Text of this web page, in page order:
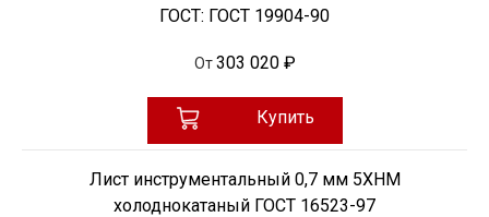
ГОСТ: ГОСТ 19904-90
От 303 020 ₽
Купить
Лист инструментальный 0,7 мм 5ХНМ
холоднокатаный ГОСТ 16523-97